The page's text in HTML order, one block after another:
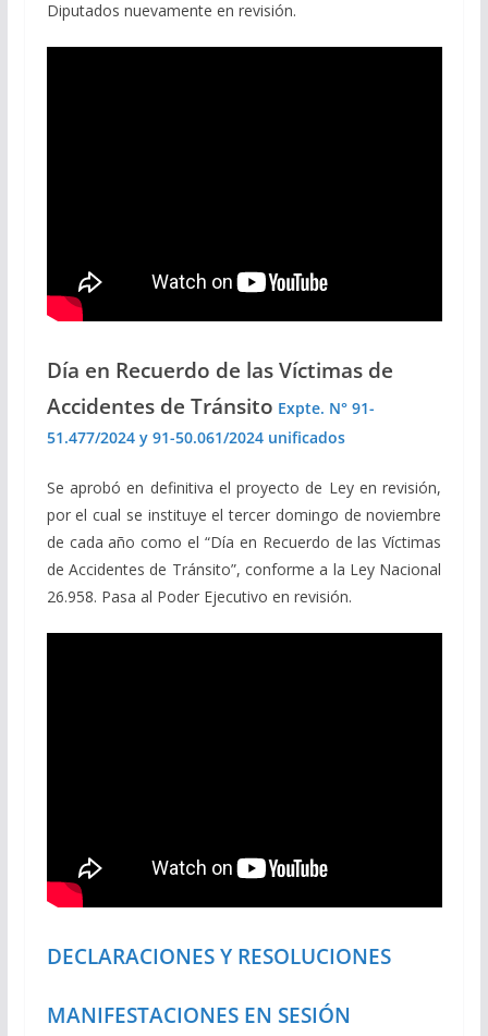
Diputados nuevamente en revisión.
Día en Recuerdo de las Víctimas de
Accidentes de Tránsito Expte. N° 91-
51.477/2024 y 91-50.061/2024 unificados
Se aprobó en definitiva el proyecto de Ley en revisión,
por el cual se instituye el tercer domingo de noviembre
de cada año como el “Día en Recuerdo de las Víctimas
de Accidentes de Tránsito”, conforme a la Ley Nacional
26.958. Pasa al Poder Ejecutivo en revisión.
DECLARACIONES Y RESOLUCIONES
MANIFESTACIONES EN SESIÓN